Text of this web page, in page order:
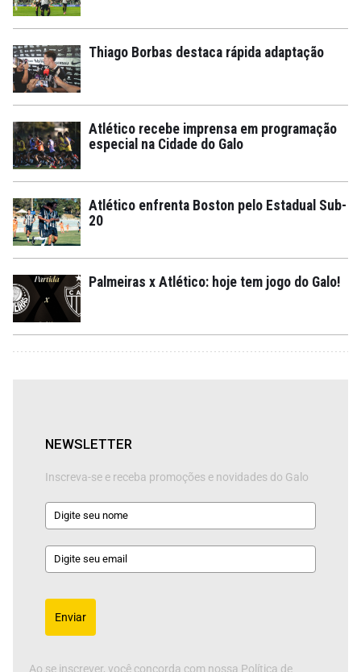
Thiago Borbas destaca rápida adaptação
Atlético recebe imprensa em programação
especial na Cidade do Galo
Atlético enfrenta Boston pelo Estadual Sub-
20
Palmeiras x Atlético: hoje tem jogo do Galo!
NEWSLETTER
Inscreva-se e receba promoções e novidades do Galo
Enviar
Ao se inscrever, você concorda com nossa Política de